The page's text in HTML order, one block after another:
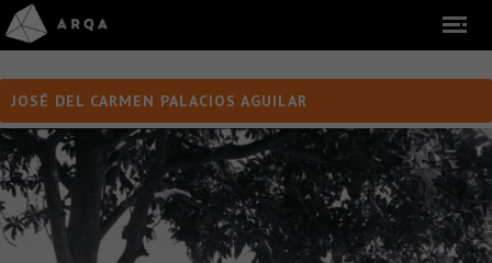
JOSÉ DEL CARMEN PALACIOS AGUILAR